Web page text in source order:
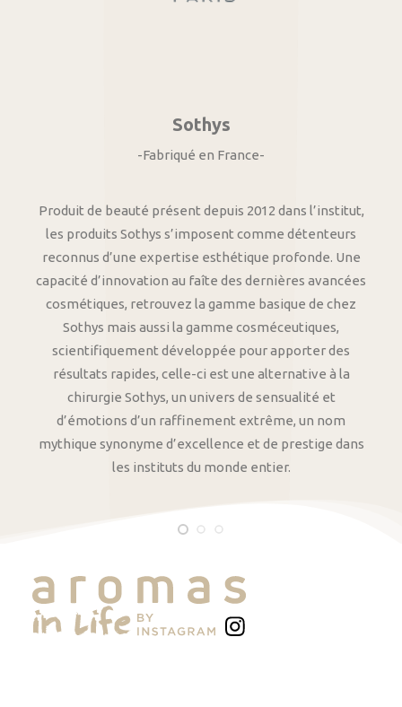
Sothys
-Fabriqué en France-
Produit de beauté présent depuis 2012 dans l’institut,
les produits Sothys s’imposent comme détenteurs
reconnus d’une expertise esthétique profonde. Une
capacité d’innovation au faîte des dernières avancées
cosmétiques, retrouvez la gamme basique de chez
Sothys mais aussi la gamme cosméceutiques,
scientifiquement développée pour apporter des
résultats rapides, celle-ci est une alternative à la
chirurgie Sothys, un univers de sensualité et
d’émotions d’un raffinement extrême, un nom
mythique synonyme d’excellence et de prestige dans
les instituts du monde entier.